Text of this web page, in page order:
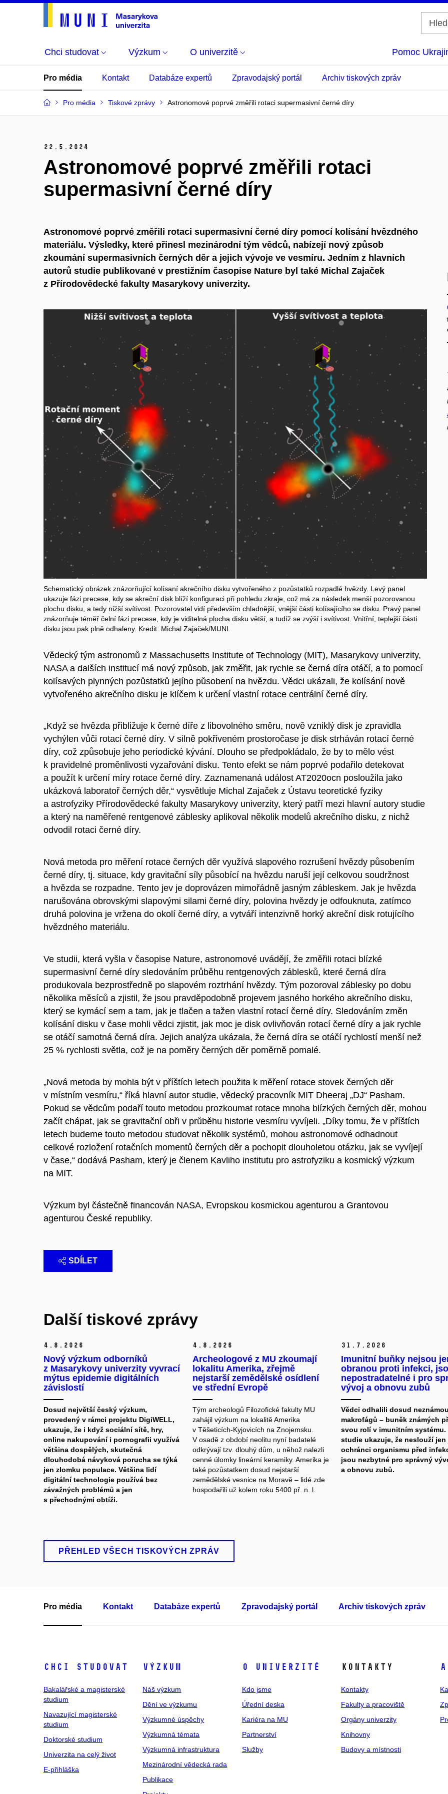
Chci studovat Výzkum O univerzitě Pomoc
Pro média Kontakt Databáze expertů Zpravodajský portál Archiv tiskových zpráv
Pro média Tiskové zprávy Astronomové poprvé změřili rotaci supermasivní černé díry
22. 5. 2024
Astronomové poprvé změřili rotaci
supermasivní černé díry
Astronomové poprvé změřili rotaci supermasivní černé díry pomocí kolísání hvězdného
materiálu. Výsledky, které přinesl mezinárodní tým vědců, nabízejí nový způsob
zkoumání supermasivních černých děr a jejich vývoje ve vesmíru. Jedním z hlavních
autorů studie publikované v prestižním časopise Nature byl také Michal Zajaček
z Přírodovědecké fakulty Masarykovy univerzity.
Schematický obrázek znázorňující kolísaní akrečního disku vytvořeného z pozůstatků rozpadlé hvězdy. Levý panel
ukazuje fázi precese, kdy se akreční disk blíží konfiguraci při pohledu zkraje, což má za následek menší pozorovanou
plochu disku, a tedy nižší svítivost. Pozorovatel vidí především chladnější, vnější části kolísajícího se disku. Pravý panel
znázorňuje téměř čelní fázi precese, kdy je viditelná plocha disku větší, a tudíž se zvýší i svítivost. Vnitřní, teplejší části
disku jsou pak plně odhaleny. Kredit: Michal Zajaček/MUNI.
Vědecký tým astronomů z Massachusetts Institute of Technology (MIT), Masarykovy univerzity,
NASA a dalších institucí má nový způsob, jak změřit, jak rychle se černá díra otáčí, a to pomocí
kolísavých plynných pozůstatků jejího působení na hvězdu. Vědci ukázali, že kolísání nově
vytvořeného akrečního disku je klíčem k určení vlastní rotace centrální černé díry.
„Když se hvězda přibližuje k černé díře z libovolného směru, nově vzniklý disk je zpravidla
vychýlen vůči rotaci černé díry. V silně pokřiveném prostoročase je disk strháván rotací černé
díry, což způsobuje jeho periodické kývání. Dlouho se předpokládalo, že by to mělo vést
k pravidelné proměnlivosti vyzařování disku. Tento efekt se nám poprvé podařilo detekovat
a použít k určení míry rotace černé díry. Zaznamenaná událost AT2020ocn posloužila jako
ukázková laboratoř černých děr,“ vysvětluje Michal Zajaček z Ústavu teoretické fyziky
a astrofyziky Přírodovědecké fakulty Masarykovy univerzity, který patří mezi hlavní autory studie
a který na naměřené rentgenové záblesky aplikoval několik modelů akrečního disku, z nichž
odvodil rotaci černé díry.
Nová metoda pro měření rotace černých děr využívá slapového rozrušení hvězdy působením
černé díry, tj. situace, kdy gravitační síly působící na hvězdu naruší její celkovou soudržnost
a hvězda se rozpadne. Tento jev je doprovázen mimořádně jasným zábleskem. Jak je hvězda
narušována obrovskými slapovými silami černé díry, polovina hvězdy je odfouknuta, zatímco
druhá polovina je vržena do okolí černé díry, a vytváří intenzivně horký akreční disk rotujícího
hvězdného materiálu.
Ve studii, která vyšla v časopise Nature, astronomové uvádějí, že změřili rotaci blízké
supermasivní černé díry sledováním průběhu rentgenových záblesků, které černá díra
produkovala bezprostředně po slapovém roztrhání hvězdy. Tým pozoroval záblesky po dobu
několika měsíců a zjistil, že jsou pravděpodobně projevem jasného horkého akrečního disku,
který se kymácí sem a tam, jak je tlačen a tažen vlastní rotací černé díry. Sledováním změn
kolísání disku v čase mohli vědci zjistit, jak moc je disk ovlivňován rotací černé díry a jak rychle
se otáčí samotná černá díra. Jejich analýza ukázala, že černá díra se otáčí rychlostí menší než
25 % rychlosti světla, což je na poměry černých děr poměrně pomalé.
„Nová metoda by mohla být v příštích letech použita k měření rotace stovek černých děr
v místním vesmíru,“ říká hlavní autor studie, vědecký pracovník MIT Dheeraj „DJ“ Pasham.
Pokud se vědcům podaří touto metodou prozkoumat rotace mnoha blízkých černých děr, mohou
začít chápat, jak se gravitační obři v průběhu historie vesmíru vyvíjeli. „Díky tomu, že v příštích
letech budeme touto metodou studovat několik systémů, mohou astronomové odhadnout
celkové rozložení rotačních momentů černých děr a pochopit dlouholetou otázku, jak se vyvíjejí
v čase,“ dodává Pasham, který je členem Kavliho institutu pro astrofyziku a kosmický výzkum
na MIT.
Výzkum byl částečně financován NASA, Evropskou kosmickou agenturou a Grantovou
agenturou České republiky.
SDÍLET
Další tiskové zprávy
4. 8. 2026
Nový výzkum odborníků
z Masarykovy univerzity vyvrací
mýtus epidemie digitálních
závislostí
Dosud největší český výzkum,
provedený v rámci projektu DigiWELL,
ukazuje, že i když sociální sítě, hry,
online nakupování i pornografii využívá
většina dospělých, skutečná
dlouhodobá návyková porucha se týká
jen zlomku populace. Většina lidí
digitální technologie používá bez
závažných problémů a jen
s přechodnými obtíži.
4. 8. 2026
Archeologové z MU zkoumají
lokalitu Amerika, zřejmě
nejstarší zemědělské osídlení
ve střední Evropě
Tým archeologů Filozofické fakulty MU
zahájil výzkum na lokalitě Amerika
v Těšeticích-Kyjovicích na Znojemsku.
V osadě z období neolitu nyní badatelé
odkrývají tzv. dlouhý dům, u něhož nalezli
cenné úlomky lineární keramiky. Amerika je
také pozůstatkem dosud nejstarší
zemědělské vesnice na Moravě – lidé zde
hospodařili už kolem roku 5400 př. n. l.
31. 7. 2026
Imunitní buňky nejsou
obranou proti infekci,
nepostradatelné i pro
vývoj a obnovu zubů
Vědci odhalili dosud
makrofágů – buněk známých
svou rolí v imunitním systému.
studie ukazuje, že neslouží jen
ochránci organismu před
jsou nezbytné pro správný
a obnovu zubů.
PŘEHLED VŠECH TISKOVÝCH ZPRÁV
Pro média Kontakt Databáze expertů Zpravodajský portál Archiv tiskových zpráv
Chci studovat
Bakalářské a magisterské
studium
Navazující magisterské
studium
Doktorské studium
Univerzita na celý život
E-přihláška
Výzkum
Náš výzkum
Dění ve výzkumu
Výzkumné úspěchy
Výzkumná témata
Výzkumná infrastruktura
Mezinárodní vědecká rada
Publikace
O univerzitě
Kdo jsme
Úřední deska
Kariéra na MU
Partnerství
Služby
Kontakty
Kontakty
Fakulty a pracoviště
Orgány univerzity
Knihovny
Budovy a místnosti